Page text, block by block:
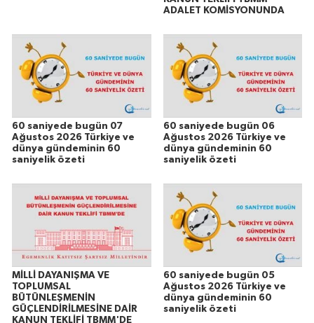
ADALET KOMİSYONUNDA
60 saniyede bugün 07
Ağustos 2026 Türkiye ve
dünya gündeminin 60
saniyelik özeti
60 saniyede bugün 06
Ağustos 2026 Türkiye ve
dünya gündeminin 60
saniyelik özeti
MİLLİ DAYANIŞMA VE
TOPLUMSAL
BÜTÜNLEŞMENİN
GÜÇLENDİRİLMESİNE DAİR
KANUN TEKLİFİ TBMM'DE
60 saniyede bugün 05
Ağustos 2026 Türkiye ve
dünya gündeminin 60
saniyelik özeti